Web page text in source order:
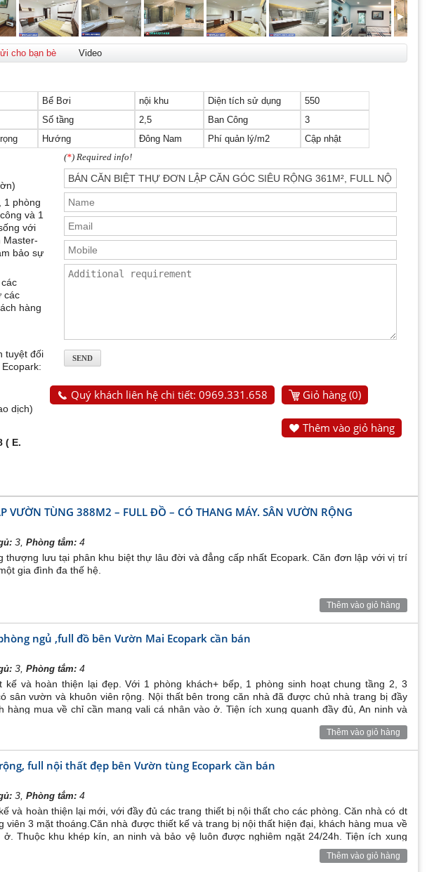
cho bạn bè Video
Bể Bơi nội khu Diện tích sử dụng
550
Số tầng 2,5 Ban Công
3
Hướng Đông Nam Phí quản lý/m2 Cập nhật
1 phòng
và 1
với
Master-
bảo sự
các
hàng
tuyệt đối
dịch)
( E.
(*) Required info!
Quý khách liên hệ chi tiết: 0969.331.658 Giỏ hàng (0)
Thêm vào giỏ hàng
VƯỜN TÙNG 388M2 – FULL ĐỒ – CÓ THANG MÁY. SÂN VƯỜN RỘNG
3, Phòng tắm:4
thượng lưu tại phân khu biệt thự lâu đời và đẳng cấp nhất Ecopark. Căn đơn lập với vị trí
gia đình đa thế hệ.
Thêm vào giỏ hàng
ngủ ,full đồ bên Vườn Mai Ecopark cần bán
3, Phòng tắm:4
và hoàn thiện lại đẹp. Với 1 phòng khách+ bếp, 1 phòng sinh hoạt chung tầng 2, 3
sân vườn và khuôn viên rộng. Nội thất bên trong căn nhà đã được chủ nhà trang bị đầy
hàng mua về chỉ cần mang vali cá nhân vào ở. Tiện ích xung quanh đầy đủ, An ninh và
Thêm vào giỏ hàng
full nội thất đẹp bên Vườn tùng Ecopark cần bán
3, Phòng tắm:4
và hoàn thiện lại mới, với đầy đủ các trang thiết bị nội thất cho các phòng. Căn nhà có dt
viên 3 mặt thoáng.Căn nhà được thiết kế và trang bị nội thất hiện đại, khách hàng mua về
Thuộc khu khép kín, an ninh và bảo vệ luôn được nghiêm ngặt 24/24h. Tiện ích xung
Thêm vào giỏ hàng